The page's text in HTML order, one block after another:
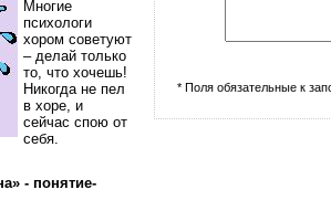
Многие
психологи
хором советуют
– делай только
то, что хочешь!
Никогда не пел
в хоре, и
сейчас спою от
себя.
- понятие-
* Поля обязательные к